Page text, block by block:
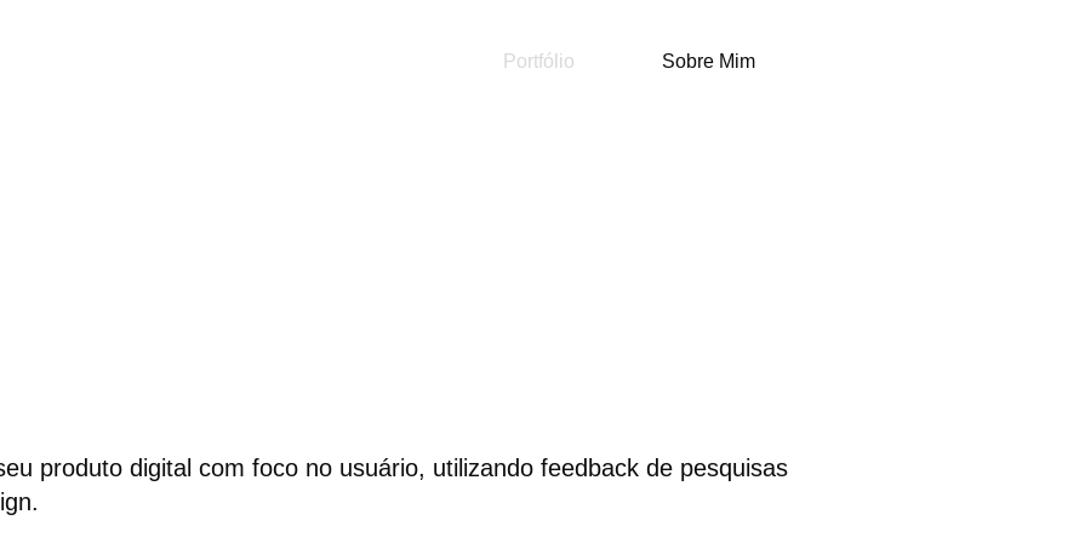
Portfólio Sobre Mim
produto digital com foco no usuário, utilizando feedback de pesquisas